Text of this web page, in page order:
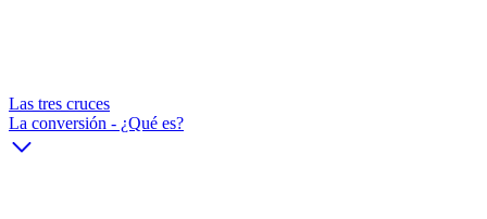
Las tres cruces
La conversión - ¿Qué es?